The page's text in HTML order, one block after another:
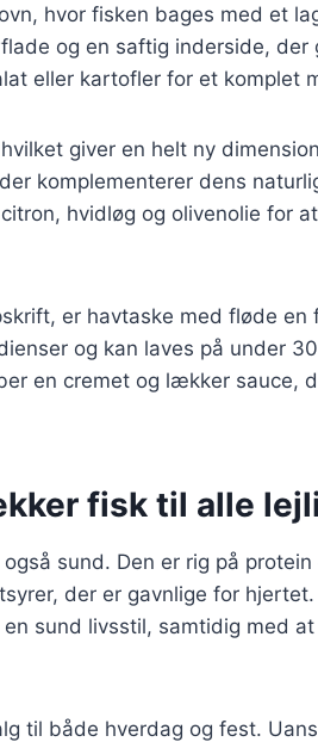
hvor fisken bages med et
og en saftig inderside, der
eller kartofler for et komplet
giver en helt ny
komplementerer dens
hvidløg og olivenolie for
er havtaske med fløde en
og kan laves på under
en cremet og lækker sauce,
fisk til alle
sund. Den er rig på
der er gavnlige for hjertet.
sund livsstil, samtidig med
til både hverdag og fest.